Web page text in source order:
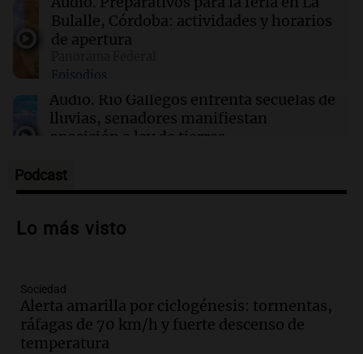
proyecto
Descubren un enorme sistema de magma
oculto bajo la Toscana que podría transformar
la energía geotérmica
Bulalle, Córdoba: actividades y horarios
de apertura
Episodios
Audio. Río Gallegos enfrenta secuelas de
lluvias, senadores manifiestan
oposición a ley de tierras
Episodios
Audio.Mendoza celebra la apertura del
siete años de cierre por falta de nieve
Audio.Madres en Rosario piden por la
ley Joaquín.
Viva la Radio Rosario
Podcast
Lo más visto
Sociedad
Alerta amarilla por ciclogénesis: tormentas,
ráfagas de 70 km/h y fuerte descenso de
temperatura